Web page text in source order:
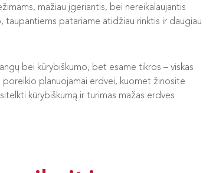
mažiau įgeriantis, bei nereikalaujantis
patariame atidžiau rinktis ir daugiau
bei kūrybiškumo, bet esame tikros – viskas
poreikio planuojamai erdvei, kuomet žinosite
kūrybiškumą ir turimas mažas erdves